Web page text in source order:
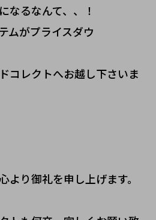
なるなんて、、！
ムがプライスダウ
コレクトへお越し下さいま
より御礼を申し上げます。